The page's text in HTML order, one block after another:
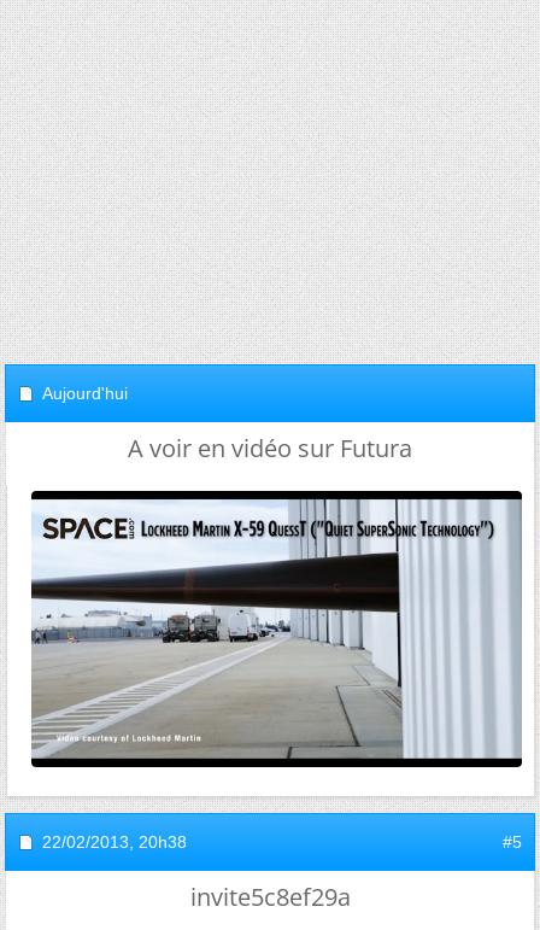
Aujourd'hui
A voir en vidéo sur Futura
22/02/2013, 20h38 #5
invite5c8ef29a